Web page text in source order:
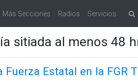
Más Secciones Radios Servicios
sitiada al menos 48
Estatal en la FGR